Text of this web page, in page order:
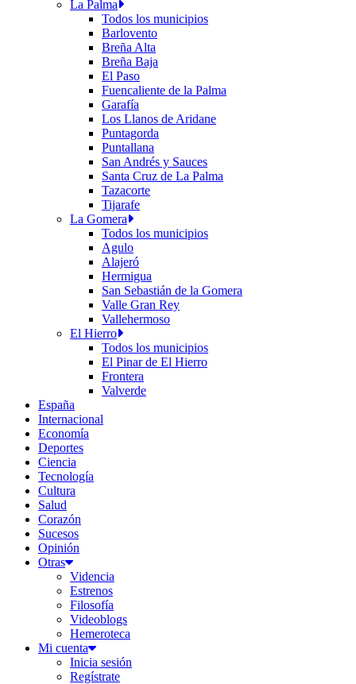
La Palma
Todos los municipios
Barlovento
Breña Alta
Breña Baja
El Paso
Fuencaliente de la Palma
Garafía
Los Llanos de Aridane
Puntagorda
Puntallana
San Andrés y Sauces
Santa Cruz de La Palma
Tazacorte
Tijarafe
La Gomera
Todos los municipios
Agulo
Alajeró
Hermigua
San Sebastián de la Gomera
Valle Gran Rey
Vallehermoso
El Hierro
Todos los municipios
El Pinar de El Hierro
Frontera
Valverde
España
Internacional
Economía
Deportes
Ciencia
Tecnología
Cultura
Salud
Corazón
Sucesos
Opinión
Otras
Videncia
Estrenos
Filosofía
Videoblogs
Hemeroteca
Mi cuenta
Inicia sesión
Regístrate